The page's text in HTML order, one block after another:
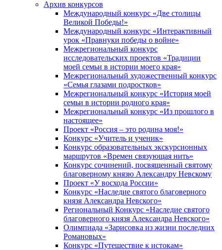
Архив конкурсов
Международный конкурс «Две столицы
Великой Победы!»
Международный конкурс «Интерактивный
урок «Правнуки победы о войне»
Межрегиональный конкурс
исследовательских проектов «Традиции
моей семьи в истории моего края»
Межрегиональный художественный конкурс
«Семья глазами подростков»
Межрегиональный конкурс «История моей
семьи в истории родного края»
Межрегиональный конкурс «Из прошлого в
настоящее»
Проект «Россия – это родина моя!»
Конкурс «Учитель и ученик»
Конкурс образовательных экскурсионных
маршрутов «Времен связующая нить»
Конкурс сочинений, посвященный святому
благоверному князю Александру Невскому
Проект «У восхода России»
Конкурс «Наследие святого благоверного
князя Александра Невского»
Региональный Конкурс «Наследие святого
благоверного князя Александра Невского»
Олимпиада «Зарисовка из жизни последних
Романовых»
Конкурс «Путешествие к истокам»